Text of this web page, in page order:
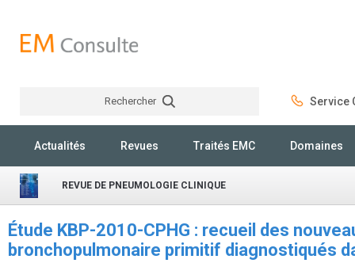
Rechercher Service
Actualités Revues Traités EMC Domaines
REVUE DE PNEUMOLOGIE CLINIQUE
Étude KBP-2010-CPHG : recueil des
bronchopulmonaire primitif diagnostiqués